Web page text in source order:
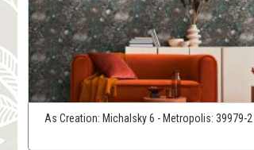
As Creation: Michalsky 6 - Metropolis:39979-2